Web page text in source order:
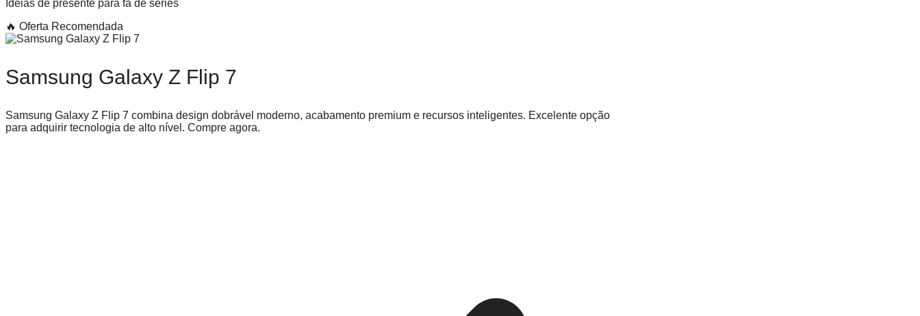
Ideias de presente para fã de séries
🔥 Oferta Recomendada
Samsung Galaxy Z Flip 7
Samsung Galaxy Z Flip 7 combina design dobrável moderno, acabamento premium e recursos inteligentes. Excelente opção
para adquirir tecnologia de alto nível. Compre agora.